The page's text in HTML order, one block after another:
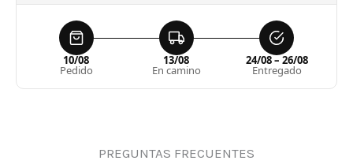
10/08
Pedido
13/08
En camino
24/08 – 26/08
Entregado
PREGUNTAS FRECUENTES